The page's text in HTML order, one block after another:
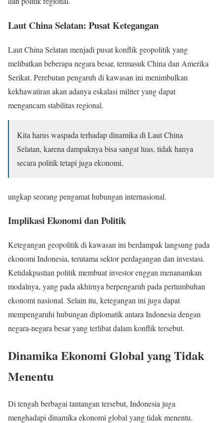
Laut China Selatan: Pusat Ketegangan
Laut China Selatan menjadi pusat konflik geopolitik yang
melibatkan beberapa negara besar, termasuk China dan Amerika
Serikat. Perebutan pengaruh di kawasan ini menimbulkan
kekhawatiran akan adanya eskalasi militer yang dapat
mengancam stabilitas regional.
Kita harus waspada terhadap dinamika di Laut China
Selatan, karena dampaknya bisa sangat luas, tidak hanya
secara politik tetapi juga ekonomi,
ungkap seorang pengamat hubungan internasional.
Implikasi Ekonomi dan Politik
Ketegangan geopolitik di kawasan ini berdampak langsung pada
ekonomi Indonesia, terutama sektor perdagangan dan investasi.
Ketidakpastian politik membuat investor enggan menanamkan
modalnya, yang pada akhirnya berpengaruh pada pertumbuhan
ekonomi nasional. Selain itu, ketegangan ini juga dapat
mempengaruhi hubungan diplomatik antara Indonesia dengan
negara-negara besar yang terlibat dalam konflik tersebut.
Dinamika Ekonomi Global yang Tidak
Menentu
Di tengah berbagai tantangan tersebut, Indonesia juga
menghadapi dinamika ekonomi global yang tidak menentu.